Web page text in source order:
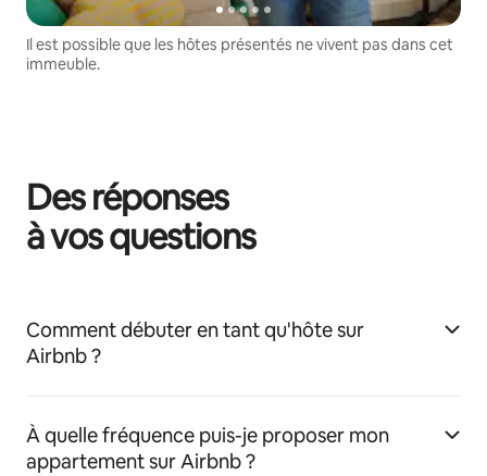
Il est possible que les hôtes présentés ne vivent pas dans cet
immeuble.
Des réponses
à vos questions
Comment débuter en tant qu'hôte sur
Airbnb ?
À quelle fréquence puis-je proposer mon
appartement sur Airbnb ?